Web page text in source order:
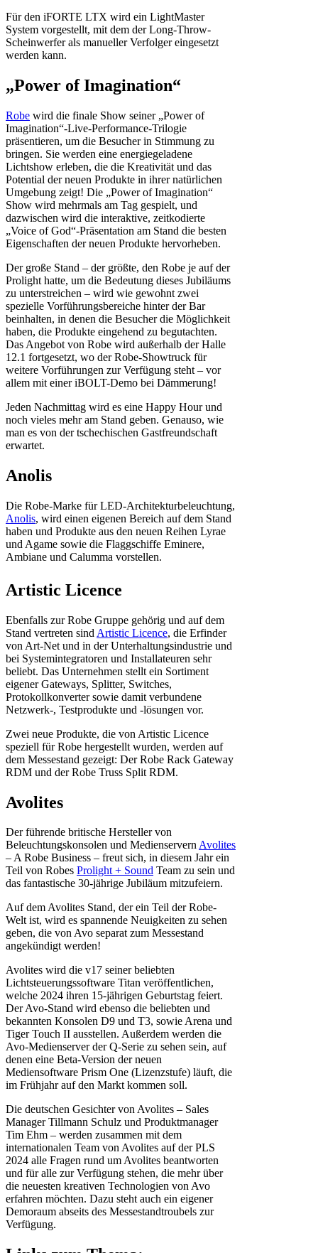
Für den iFORTE LTX wird ein LightMaster
System vorgestellt, mit dem der Long-Throw-
Scheinwerfer als manueller Verfolger eingesetzt
werden kann.
„Power of Imagination“
Robe wird die finale Show seiner „Power of
Imagination“-Live-Performance-Trilogie
präsentieren, um die Besucher in Stimmung zu
bringen. Sie werden eine energiegeladene
Lichtshow erleben, die die Kreativität und das
Potential der neuen Produkte in ihrer natürlichen
Umgebung zeigt! Die „Power of Imagination“
Show wird mehrmals am Tag gespielt, und
dazwischen wird die interaktive, zeitkodierte
„Voice of God“-Präsentation am Stand die besten
Eigenschaften der neuen Produkte hervorheben.
Der große Stand – der größte, den Robe je auf der
Prolight hatte, um die Bedeutung dieses Jubiläums
zu unterstreichen – wird wie gewohnt zwei
spezielle Vorführungsbereiche hinter der Bar
beinhalten, in denen die Besucher die Möglichkeit
haben, die Produkte eingehend zu begutachten.
Das Angebot von Robe wird außerhalb der Halle
12.1 fortgesetzt, wo der Robe-Showtruck für
weitere Vorführungen zur Verfügung steht – vor
allem mit einer iBOLT-Demo bei Dämmerung!
Jeden Nachmittag wird es eine Happy Hour und
noch vieles mehr am Stand geben. Genauso, wie
man es von der tschechischen Gastfreundschaft
erwartet.
Anolis
Die Robe-Marke für LED-Architekturbeleuchtung,
Anolis, wird einen eigenen Bereich auf dem Stand
haben und Produkte aus den neuen Reihen Lyrae
und Agame sowie die Flaggschiffe Eminere,
Ambiane und Calumma vorstellen.
Artistic Licence
Ebenfalls zur Robe Gruppe gehörig und auf dem
Stand vertreten sind Artistic Licence, die Erfinder
von Art-Net und in der Unterhaltungsindustrie und
bei Systemintegratoren und Installateuren sehr
beliebt. Das Unternehmen stellt ein Sortiment
eigener Gateways, Splitter, Switches,
Protokollkonverter sowie damit verbundene
Netzwerk-, Testprodukte und -lösungen vor.
Zwei neue Produkte, die von Artistic Licence
speziell für Robe hergestellt wurden, werden auf
dem Messestand gezeigt: Der Robe Rack Gateway
RDM und der Robe Truss Split RDM.
Avolites
Der führende britische Hersteller von
Beleuchtungskonsolen und MedienservernAvolites
– A Robe Business – freut sich, in diesem Jahr ein
Teil von Robes Prolight + Sound Team zu sein und
das fantastische 30-jährige Jubiläum mitzufeiern.
Auf dem Avolites Stand, der ein Teil der Robe-
Welt ist, wird es spannende Neuigkeiten zu sehen
geben, die von Avo separat zum Messestand
angekündigt werden!
Avolites wird die v17 seiner beliebten
Lichtsteuerungssoftware Titan veröffentlichen,
welche 2024 ihren 15-jährigen Geburtstag feiert.
Der Avo-Stand wird ebenso die beliebten und
bekannten Konsolen D9 und T3, sowie Arena und
Tiger Touch II ausstellen. Außerdem werden die
Avo-Medienserver der Q-Serie zu sehen sein, auf
denen eine Beta-Version der neuen
Mediensoftware Prism One (Lizenzstufe) läuft, die
im Frühjahr auf den Markt kommen soll.
Die deutschen Gesichter von Avolites – Sales
Manager Tillmann Schulz und Produktmanager
Tim Ehm – werden zusammen mit dem
internationalen Team von Avolites auf der PLS
2024 alle Fragen rund um Avolites beantworten
und für alle zur Verfügung stehen, die mehr über
die neuesten kreativen Technologien von Avo
erfahren möchten. Dazu steht auch ein eigener
Demoraum abseits des Messestandtroubels zur
Verfügung.